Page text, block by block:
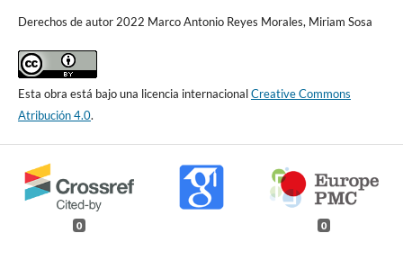
Derechos de autor 2022 Marco Antonio Reyes Morales, Miriam Sosa
Esta obra está bajo una licencia internacionalCreative Commons
Atribución 4.0.
0 0